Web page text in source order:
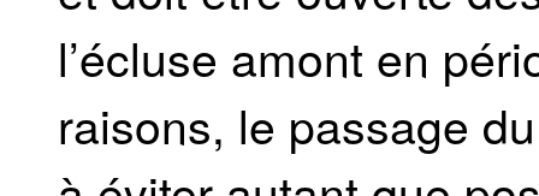
l’écluse amont en
raisons, le passage